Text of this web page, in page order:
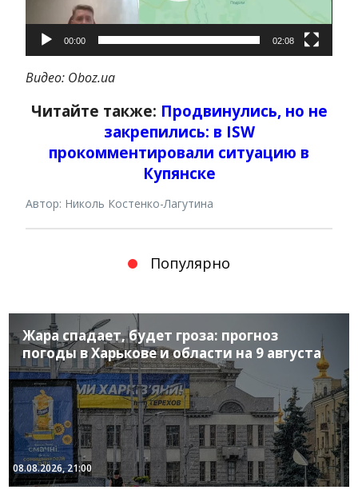
00:00 02:08
Видео: Oboz.ua
Читайте также: Продвинулись, но не
закрепились: в ISW
прокомментировали ситуацию в
Купянске
Автор: Николь Костенко-Лагутина
Популярно
Жара спадает, будет гроза: прогноз
погоды в Харькове и области на 9 августа
08.08.2026, 21:00